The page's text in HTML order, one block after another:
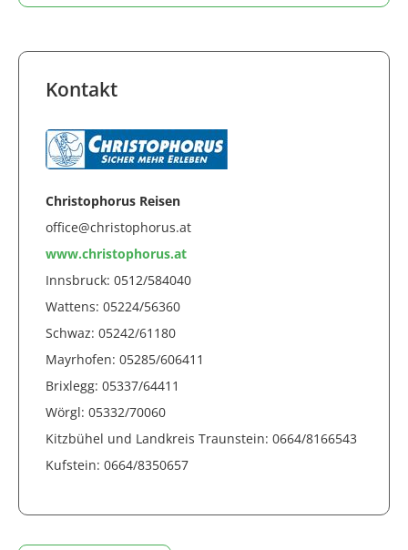
Kontakt
Christophorus Reisen
office@christophorus.at
www.christophorus.at
Innsbruck: 0512/584040
Wattens: 05224/56360
Schwaz: 05242/61180
Mayrhofen: 05285/606411
Brixlegg: 05337/64411
Wörgl: 05332/70060
Kitzbühel und Landkreis Traunstein: 0664/8166543
Kufstein: 0664/8350657